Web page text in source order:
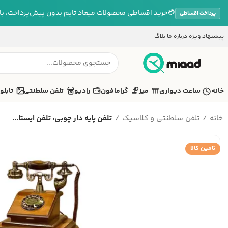
پرداخت اقساطی 💳خرید اقساطی محصولات میعاد تایم بدون پیش‌پرداخت،
پیشنهاد ویژه درباره ما بلاگ
خانه ساعت دیواری میز گرامافون رادیو تلفن سلطنتی تابلو
خانه تلفن سلطنتی و کلاسیک تلفن پایه دار چوبی، تلفن ایستا...
تامین کالا